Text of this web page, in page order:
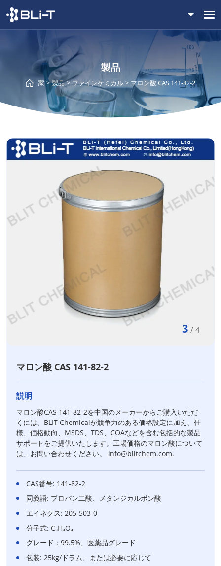
製品
家 製品 ファインケミカル マロン酸 CAS 141-82-2
3 / 4
マロン酸 CAS 141-82-2
説明
マロン酸CAS 141-82-2を中国のメーカーからご購入いただ
くには、BLIT Chemicalが競争力のある価格設定に加え、仕
様、価格動向、MSDS、TDS、COAなどを含む包括的な製品
サポートをご提供いたします。工場価格のマロン酸について
は、お問い合わせください。 info@blitchem.com.
CAS番号: 141-82-2
同義語: プロパン二酸、メタンジカルボン酸
エイネクス: 205-503-0
分子式: C₃H₄O₄
グレード：99.5%、医薬品グレード
包装: 25kg/ドラム、または必要に応じて